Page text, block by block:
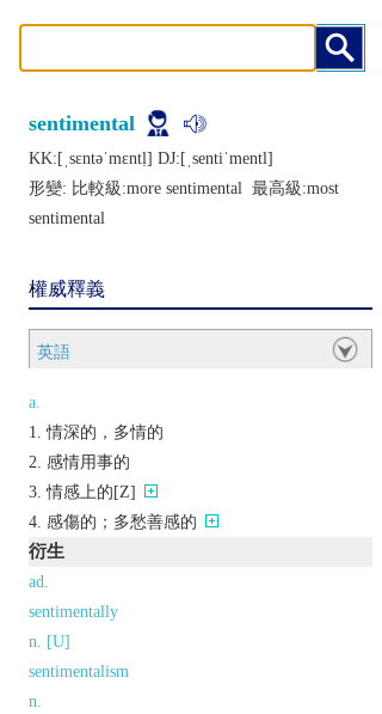
sentimental
KK:[ˌsɛntǝˈmɛntḷ] DJ:[ˌsеntiˈmеntl]
形變: 比較級:more sentimental 最高級:most
sentimental
權威釋義
英語
a.
情深的，多情的
感情用事的
情感上的[Z]
感傷的；多愁善感的
衍生
ad.
sentimentally
n. [U]
sentimentalism
n.